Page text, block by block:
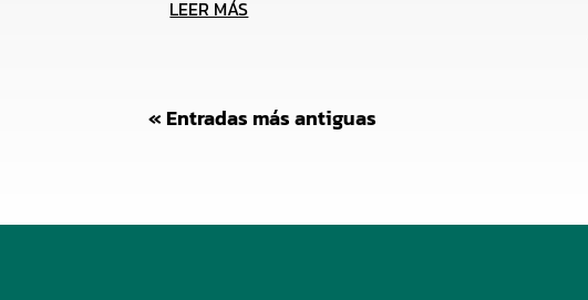
LEER MÁS
« Entradas más antiguas